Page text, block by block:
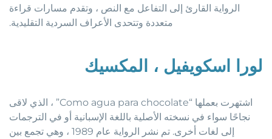
الرواية القارئ إلى التفاعل مع النص ، وتقدم مسارات قراءة
متعددة وتتحدى الأعراف السردية التقليدية.
لورا اسكويفيل ، المكسيك
اشتهرت بعملها “Como agua para chocolate” ، الذي لاقى
نجاحًا سواء في نسخته الأصلية باللغة الإسبانية أو في الترجمات
إلى لغات أخرى. تم نشر الرواية عام 1989 ، وهي تجمع بين